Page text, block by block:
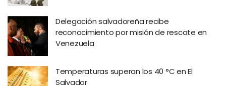
Delegación salvadoreña recibe
reconocimiento por misión de rescate en
Venezuela
Temperaturas superan los 40 °C en El
Salvador